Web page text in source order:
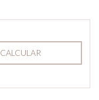
CALCULAR